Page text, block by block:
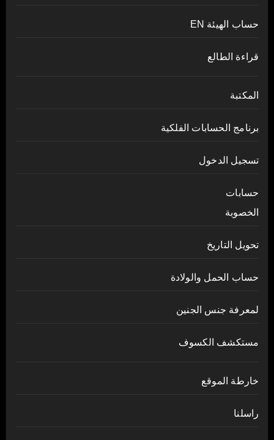
حساب الهيئة EN
قراءة الطالع
المكتبة
برنامج الحسابات الفلكية
تسجيل الدخول
حسابات
الخصوبة
تحويل التاريخ
حساب الحمل والولادة
لمعرفة جنس الجنين
مستكشف الكسوف
خارطة الموقع
راسلنا